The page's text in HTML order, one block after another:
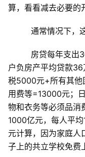
算，看看减去必要的
通常情况下，
房贷每年支出
户负房产平均贷款36
税5000元+所有其
用费等=13000元；
物和衣务等必须品消
1000亿元，每人平均
元计算，因为家庭人
子上的共立学校免费